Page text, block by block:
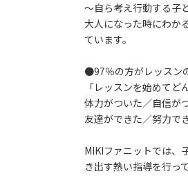
～自ら考え行動する子
大人になった時にわか
ています。
●97％の方がレッスン
「レッスンを始めてど
体力がついた／自信が
友達ができた／努力で
MIKIファニットでは、
き出す熱い指導を行っ